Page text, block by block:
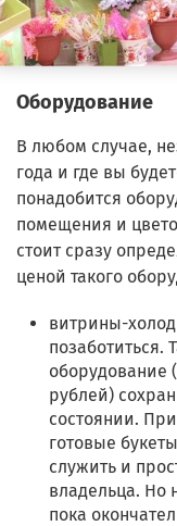
Оборудование
В любом случае,
года и где вы
понадобится
помещения и
стоит сразу
ценой такого
витрины-
позаботиться.
оборудование
рублей)
состоянии.
готовые
служить и
владельца. Но
пока